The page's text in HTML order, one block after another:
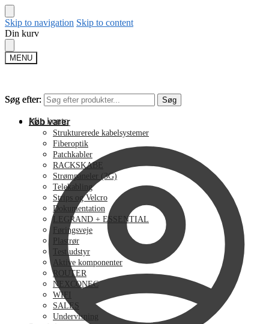
Skip to navigation Skip to content
Din kurv
MENU
Søg efter: Søg
Min konto
Søg efter: Søg
Køb varer
Strukturerede kabelsystemer
Fiberoptik
Patchkabler
RACKSKABE
Strømpaneler (3G)
Telekabling
Strips og Velcro
Dokumentation
LEGRAND + ESSENTIAL
Føringsveje
Plastrør
Test udstyr
Aktive komponenter
ROUTER
NEXCONEC
WIFI
SALES
Undervisning